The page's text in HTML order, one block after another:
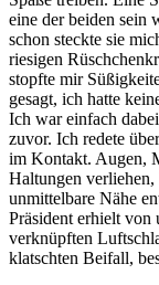
eine der beiden sein
schon steckte sie
riesigen
stopfte mir
gesagt, ich hatte
Ich war einfach
zuvor. Ich redete
im Kontakt. Augen,
Haltungen verliehen,
unmittelbare Nähe
Präsident erhielt von
verknüpften
klatschten Beifall,